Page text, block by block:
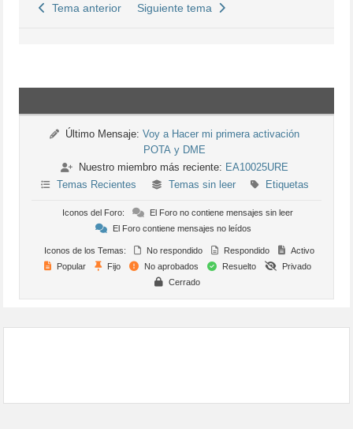
Tema anterior Siguiente tema
Último Mensaje: Voy a Hacer mi primera activación
POTA y DME
Nuestro miembro más reciente: EA10025URE
Temas Recientes
Temas sin leer Etiquetas
Iconos del Foro:
El Foro no contiene mensajes sin leer
El Foro contiene mensajes no leídos
Iconos de los Temas: No respondido Respondido
Activo
Popular
Fijo No aprobados Resuelto
Privado
Cerrado